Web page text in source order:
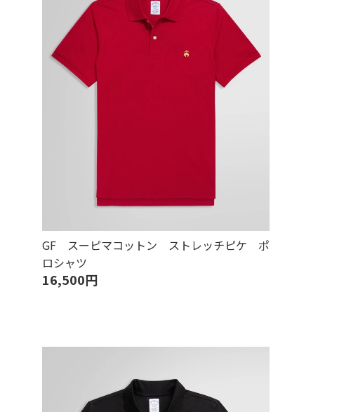
GF スーピマコットン ストレッチピケ ポ
ロシャツ
16,500円